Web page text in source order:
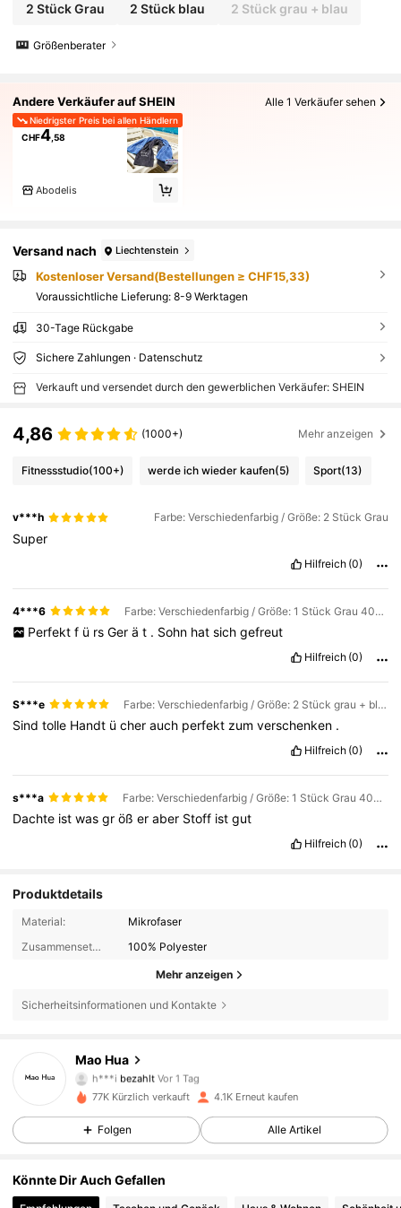
2 Stück Grau 2 Stück blau 2 Stück grau + blau
Größenberater
Andere Verkäufer auf SHEIN Alle 1 Verkäufer sehen
Niedrigster Preis bei allen Händlern
CHF4,58
Abodelis
Versand nach Liechtenstein
Kostenloser Versand(Bestellungen ≥ CHF15,33)
Voraussichtliche Lieferung: 8-9 Werktagen
30-Tage Rückgabe
Sichere Zahlungen · Datenschutz
Verkauft und versendet durch den gewerblichen Verkäufer: SHEIN
4,86 (1000+) Mehr anzeigen
Fitnessstudio(100+) werde ich wieder kaufen(5) Sport(13)
v***h Farbe: Verschiedenfarbig / Größe: 2 Stück Grau
Super
Hilfreich (0)
4***6 Farbe: Verschiedenfarbig / Größe: 1 Stück Grau 40x95cm
Perfekt f ü rs Ger ä t . Sohn hat sich gefreut
Hilfreich (0)
S***e Farbe: Verschiedenfarbig / Größe: 2 Stück grau + blau
Sindtolle Handt ücherauch perfekt zumverschenken .
Hilfreich (0)
s***a Farbe: Verschiedenfarbig / Größe: 1 Stück Grau 40x95cm
Dachte istwasgrößeraber Stoff istgut
Hilfreich (0)
Produktdetails
Material:
Mikrofaser
Zusammensetzung:
100% Polyester
Mehr anzeigen
Sicherheitsinformationen und Kontakte
Mao Hua
4,79
253 Follower
h***i bezahlt Vor 1 Tag
4,79
4,79 253 Follower
77K Kürzlich verkauft 4.1K Erneut kaufen
Folgen Alle Artikel
Könnte Dir Auch Gefallen